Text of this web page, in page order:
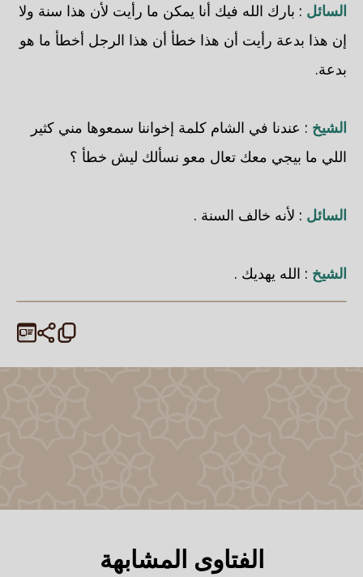
السائل : بارك الله فيك أنا يمكن ما رأيت لأن هذا سنة ولا
إن هذا بدعة رأيت أن هذا خطأ أن هذا الرجل أخطأ ما هو
بدعة.
الشيخ : عندنا في الشام كلمة إخواننا سمعوها مني كثير
اللي ما بيجي معك تعال معو نسألك ليش خطأ ؟
السائل : لأنه خالف السنة .
الشيخ : الله يهديك .
الفتاوى المشابهة